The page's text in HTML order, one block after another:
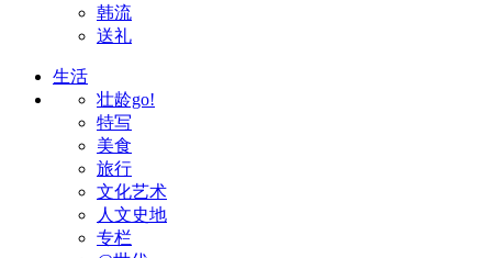
韩流
送礼
生活
壮龄go!
特写
美食
旅行
文化艺术
人文史地
专栏